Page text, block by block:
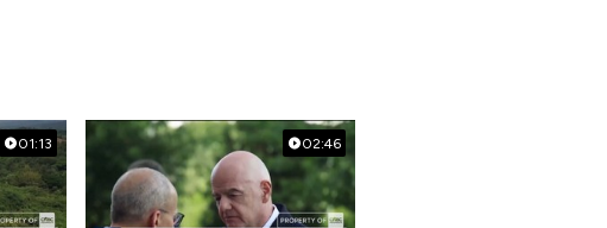
01:13 02:46